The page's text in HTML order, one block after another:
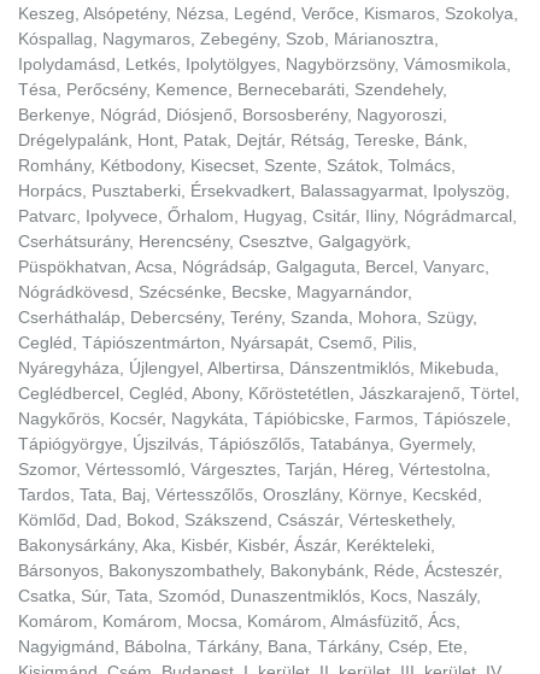
Keszeg, Alsópetény, Nézsa, Legénd, Verőce, Kismaros, Szokolya,
Kóspallag, Nagymaros, Zebegény, Szob, Márianosztra,
Ipolydamásd, Letkés, Ipolytölgyes, Nagybörzsöny, Vámosmikola,
Tésa, Perőcsény, Kemence, Bernecebaráti, Szendehely,
Berkenye, Nógrád, Diósjenő, Borsosberény, Nagyoroszi,
Drégelypalánk, Hont, Patak, Dejtár, Rétság, Tereske, Bánk,
Romhány, Kétbodony, Kisecset, Szente, Szátok, Tolmács,
Horpács, Pusztaberki, Érsekvadkert, Balassagyarmat, Ipolyszög,
Patvarc, Ipolyvece, Őrhalom, Hugyag, Csitár, Iliny, Nógrádmarcal,
Cserhátsurány, Herencsény, Csesztve, Galgagyörk,
Püspökhatvan, Acsa, Nógrádsáp, Galgaguta, Bercel, Vanyarc,
Nógrádkövesd, Szécsénke, Becske, Magyarnándor,
Cserháthaláp, Debercsény, Terény, Szanda, Mohora, Szügy,
Cegléd, Tápiószentmárton, Nyársapát, Csemő, Pilis,
Nyáregyháza, Újlengyel, Albertirsa, Dánszentmiklós, Mikebuda,
Ceglédbercel, Cegléd, Abony, Kőröstetétlen, Jászkarajenő, Törtel,
Nagykőrös, Kocsér, Nagykáta, Tápióbicske, Farmos, Tápiószele,
Tápiógyörgye, Újszilvás, Tápiószőlős, Tatabánya, Gyermely,
Szomor, Vértessomló, Várgesztes, Tarján, Héreg, Vértestolna,
Tardos, Tata, Baj, Vértesszőlős, Oroszlány, Környe, Kecskéd,
Kömlőd, Dad, Bokod, Szákszend, Császár, Vérteskethely,
Bakonysárkány, Aka, Kisbér, Kisbér, Ászár, Kerékteleki,
Bársonyos, Bakonyszombathely, Bakonybánk, Réde, Ácsteszér,
Csatka, Súr, Tata, Szomód, Dunaszentmiklós, Kocs, Naszály,
Komárom, Komárom, Mocsa, Komárom, Almásfüzitő, Ács,
Nagyigmánd, Bábolna, Tárkány, Bana, Tárkány, Csép, Ete,